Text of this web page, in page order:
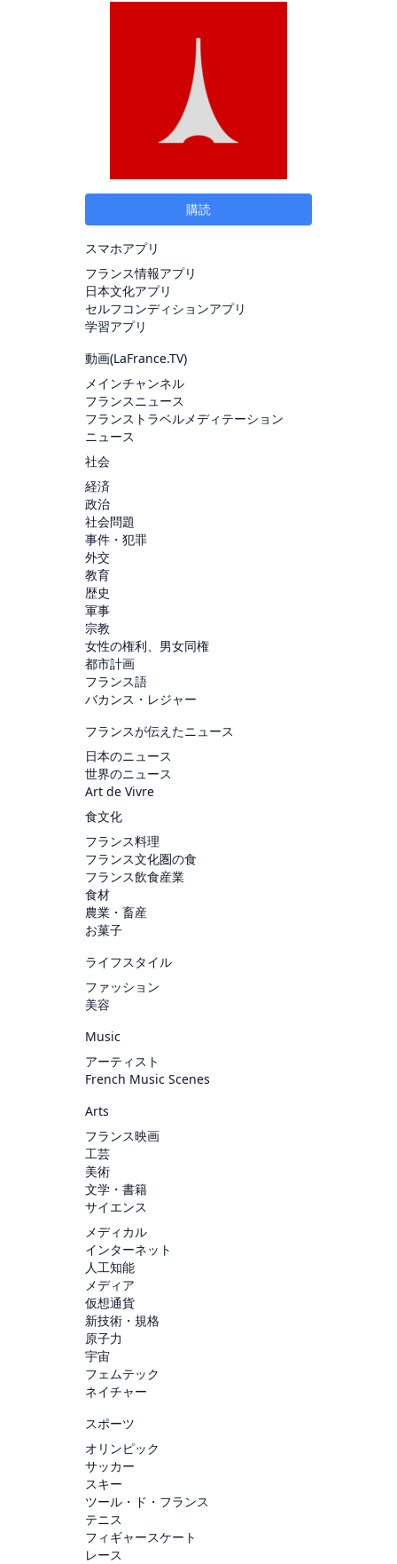
購読
スマホアプリ
フランス情報アプリ
日本文化アプリ
セルフコンディションアプリ
学習アプリ
動画(LaFrance.TV)
メインチャンネル
フランスニュース
フランストラベルメディテーション
ニュース
社会
経済
政治
社会問題
事件・犯罪
外交
教育
歴史
軍事
宗教
女性の権利、男女同権
都市計画
フランス語
バカンス・レジャー
フランスが伝えたニュース
日本のニュース
世界のニュース
Art de Vivre
食文化
フランス料理
フランス文化圏の食
フランス飲食産業
食材
農業・畜産
お菓子
ライフスタイル
ファッション
美容
Music
アーティスト
French Music Scenes
Arts
フランス映画
工芸
美術
文学・書籍
サイエンス
メディカル
インターネット
人工知能
メディア
仮想通貨
新技術・規格
原子力
宇宙
フェムテック
ネイチャー
スポーツ
オリンピック
サッカー
スキー
ツール・ド・フランス
テニス
フィギャースケート
レース